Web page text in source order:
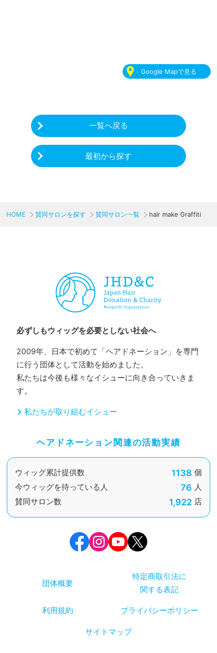
Google Mapで見る
一覧へ戻る
最初から探す
HOME 賛同サロンを探す 賛同サロン一覧 hair make Graffiti
必ずしもウィッグを必要としない社会へ
2009年、日本で初めて「ヘアドネーション」を専門
に行う団体として活動を始めました。
私たちは今後も様々なイシューに向き合っていきま
す。
私たちが取り組むイシュー
ヘアドネーション関連の活動実績
ウィッグ累計提供数 1138 個
今ウィッグを待っている人
76 人
賛同サロン数
1,922 店
団体概要
特定商取引法に
関する表記
利用規約 プライバシーポリシー
サイトマップ